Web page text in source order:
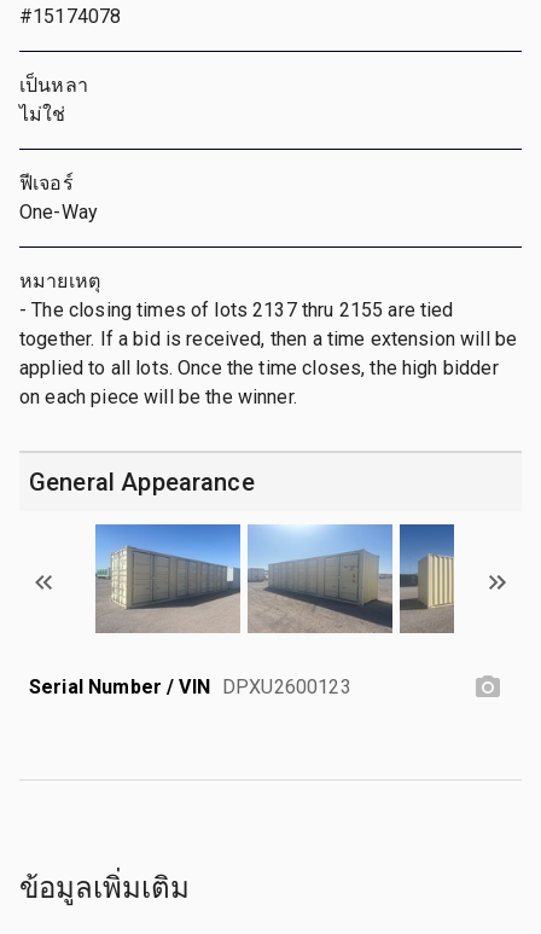
#15174078
เป็นหลา
ไม่ใช่
ฟีเจอร์
One-Way
หมายเหตุ
- The closing times of lots 2137 thru 2155 are tied
together. If a bid is received, then a time extension will be
applied to all lots. Once the time closes, the high bidder
on each piece will be the winner.
General Appearance
Serial Number / VIN DPXU2600123
ข้อมูลเพิ่มเติม